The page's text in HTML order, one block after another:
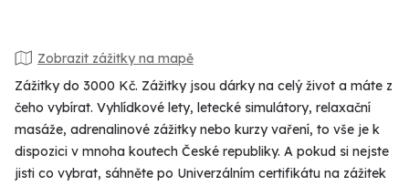
Zobrazit zážitky na mapě
Zážitky do 3000 Kč. Zážitky jsou dárky na celý život a máte z
čeho vybírat. Vyhlídkové lety, letecké simulátory, relaxační
masáže, adrenalinové zážitky nebo kurzy vaření, to vše je k
dispozici v mnoha koutech České republiky. A pokud si nejste
jisti co vybrat, sáhněte po Univerzálním certifikátu na zážitek